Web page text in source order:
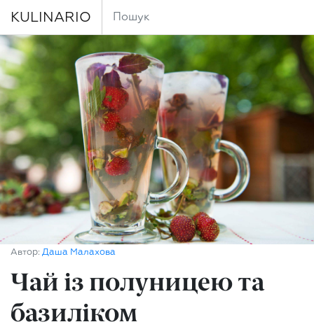
KULINARIO
Автор: Даша Малахова
Чай із полуницею та
базиліком